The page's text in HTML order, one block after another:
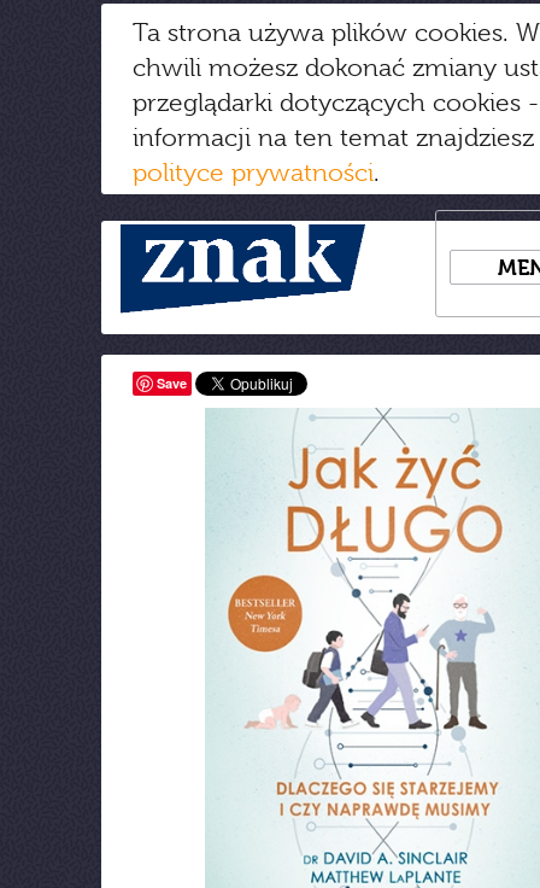
Ta strona używa plików cookies.
chwili możesz dokonać zmiany
przeglądarki dotyczących cookies
informacji na ten temat
polityce prywatności.
Save